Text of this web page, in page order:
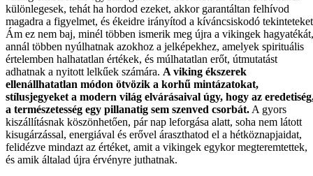
különlegesek, tehát ha hordod ezeket, akkor garantáltan felhívod
magadra a figyelmet, és ékeidre irányítod a kíváncsiskodó
Ám ez nem baj, minél többen ismerik meg újra a vikingek hagyatékát,
annál többen nyúlhatnak azokhoz a jelképekhez, amelyek spirituális
értelemben halhatatlan értékek, és múlhatatlan erőt, útmutatást
adhatnak a nyitott lelkűek számára. A viking ékszerek
ellenállhatatlan módon ötvözik a korhű mintázatokat,
stílusjegyeket a modern világ elvárásaival úgy, hogy az
a természetesség egy pillanatig sem szenved csorbát. A gyors
kiszállításnak köszönhetően, pár nap leforgása alatt, soha nem látott
kisugárzással, energiával és erővel áraszthatod el a hétköznapjaidat,
felidézve mindazt az értéket, amit a vikingek egykor megteremtettek,
és amik általad újra érvényre juthatnak.